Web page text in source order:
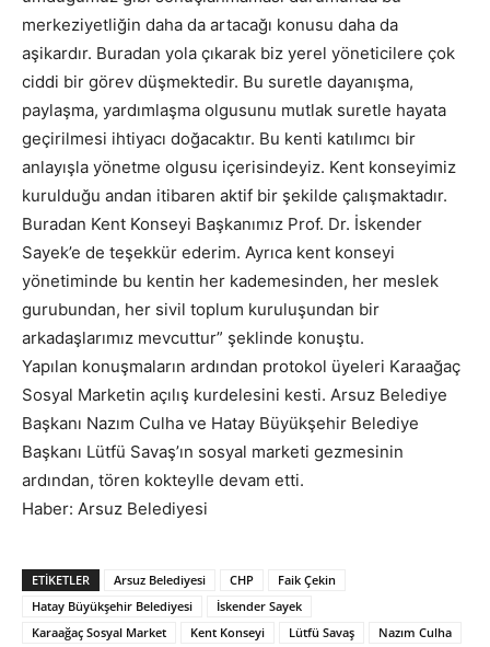
merkeziyetliğin daha da artacağı konusu daha da
aşikardır. Buradan yola çıkarak biz yerel yöneticilere çok
ciddi bir görev düşmektedir. Bu suretle dayanışma,
paylaşma, yardımlaşma olgusunu mutlak suretle hayata
geçirilmesi ihtiyacı doğacaktır. Bu kenti katılımcı bir
anlayışla yönetme olgusu içerisindeyiz. Kent konseyimiz
kurulduğu andan itibaren aktif bir şekilde çalışmaktadır.
Buradan Kent Konseyi Başkanımız Prof. Dr. İskender
Sayek’e de teşekkür ederim. Ayrıca kent konseyi
yönetiminde bu kentin her kademesinden, her meslek
gurubundan, her sivil toplum kuruluşundan bir
arkadaşlarımız mevcuttur” şeklinde konuştu.
Yapılan konuşmaların ardından protokol üyeleri Karaağaç
Sosyal Marketin açılış kurdelesini kesti. Arsuz Belediye
Başkanı Nazım Culha ve Hatay Büyükşehir Belediye
Başkanı Lütfü Savaş’ın sosyal marketi gezmesinin
ardından, tören kokteylle devam etti.
Haber: Arsuz Belediyesi
ETIKETLER Arsuz Belediyesi CHP
Faik Çekin
Hatay Büyükşehir Belediyesi
İskender Sayek
Karaağaç Sosyal Market
Kent Konseyi Lütfü Savaş
Nazım Culha